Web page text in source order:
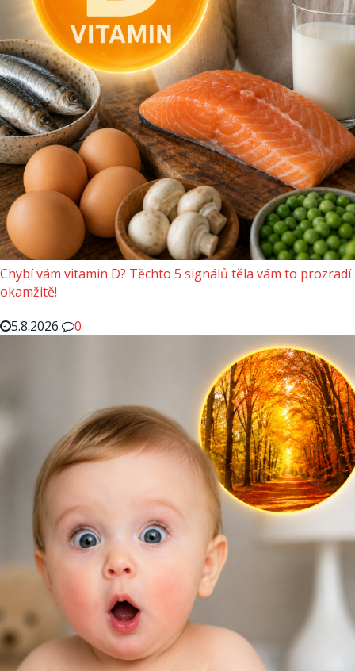
Chybí vám vitamin D? Těchto 5 signálů těla vám to prozradí
okamžitě!
5.8.2026
0